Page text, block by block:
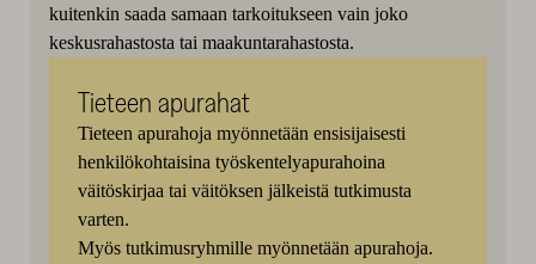
kuitenkin saada samaan tarkoitukseen vain joko
keskusrahastosta tai maakuntarahastosta.
Tieteen apurahat
Tieteen apurahoja myönnetään ensisijaisesti
henkilökohtaisina työskentelyapurahoina
väitöskirjaa tai väitöksen jälkeistä tutkimusta
varten.
Myös tutkimusryhmille myönnetään apurahoja.